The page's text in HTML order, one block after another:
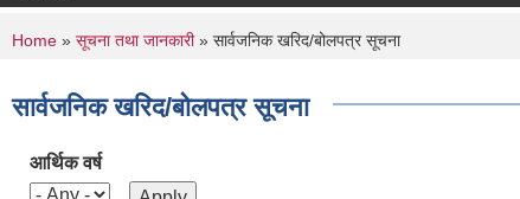
You are here
Home » सूचना तथा जानकारी» सार्वजनिक खरिद/बोलपत्र सूचना
सार्वजनिक खरिद/बोलपत्र सूचना
आर्थिक वर्ष